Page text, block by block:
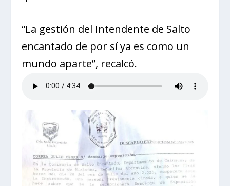
“La gestión del Intendente de Salto
encantado de por sí ya es como un
mundo aparte”, recalcó.